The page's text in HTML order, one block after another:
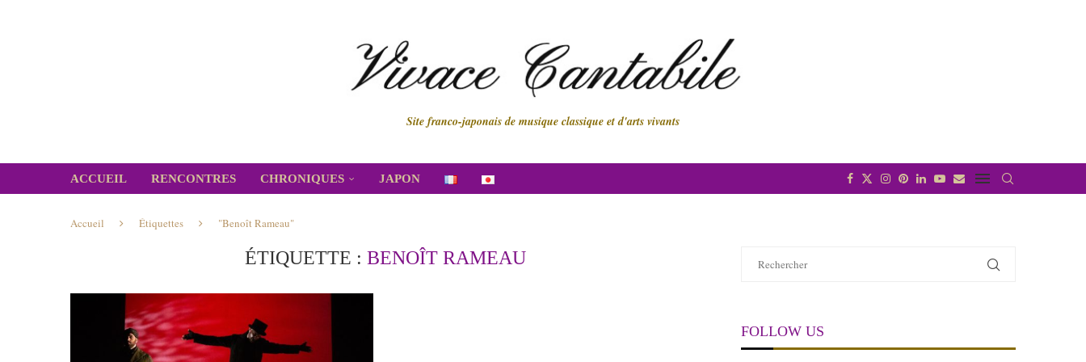
Site franco-japonais de musique classique et d'arts vivants
ACCUEIL RENCONTRES CHRONIQUES JAPON
Accueil Étiquettes "Benoît Rameau"
ÉTIQUETTE : BENOÎT RAMEAU
FOLLOW US